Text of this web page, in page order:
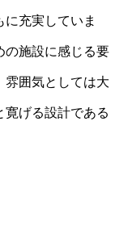
充実していま
の施設に感じる要
雰囲気としては大
寛げる設計である